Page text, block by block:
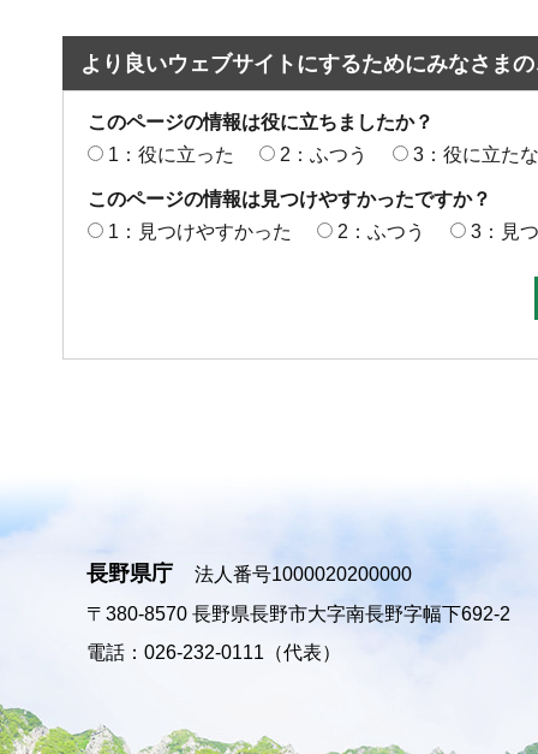
より良いウェブサイトにするためにみなさま
このページの情報は役に立ちましたか？
1：役に立った
2：ふつう 3：役に立た
このページの情報は見つけやすかったですか？
1：見つけやすかった
2：ふつう 3：見
長野県庁
法人番号1000020200000
〒380-8570 長野県長野市大字南長野字幅下692-2
電話：026-232-0111（代表）